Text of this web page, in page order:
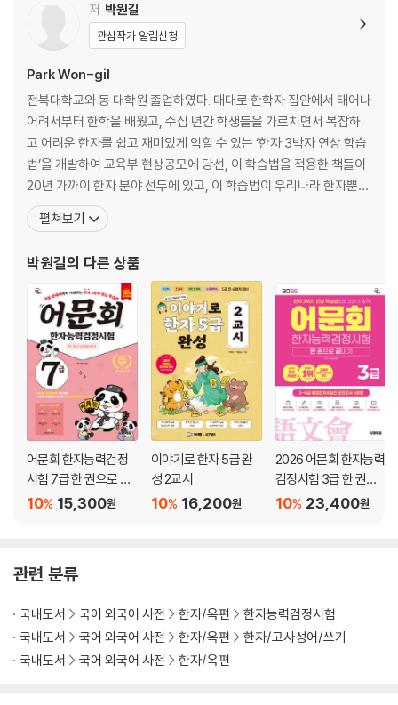
저 박원길
관심작가 알림신청
Park Won-gil
전북대학교와 동 대학원 졸업하였다. 대대로 한학자 집안에서 태어나
어려서부터 한학을 배웠고, 수십 년간 학생들을 가르치면서 복잡하
고 어려운 한자를 쉽고 재미있게 익힐 수 있는 ‘한자 3박자 연상 학습
법’을 개발하여 교육부 현상공모에 당선, 이 학습법을 적용한 책들이
20년 가까이 한자 분야 선두에 있고, 이 학습법이 우리나라 한자뿐만
아니라 중국어와 일본어 한자 학습법의 정도로 통일되었다. 12년간
[일간신문]에 「박원길의 생생 한자교실」을 연재하였고, 이제는 세계
의 통일에 앞장서고 있다. 저서로는 『한자암기박사 1
펼쳐보기
박원길의 다른 상품
어문회 한자능력검정
시험 7급 한 권으로 끝
내기 15,300원
10%
이야기로 한자 5급 완
성 2교시
16,200원
10%
2026 어문회 한자능력
검정시험 3급 한 권으
로 끝내기23,400원
10%
관련 분류
국내도서 국어 외국어 사전 한자/옥편
한자능력검정시험
국내도서
국어 외국어 사전 한자/옥편
한자/고사성어/쓰기
국내도서
국어 외국어 사전 한자/옥편